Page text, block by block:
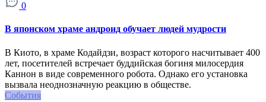
0
В японском храме андроид обучает людей мудрости
В Киото, в храме Кодайдзи, возраст которого насчитывает 400
лет, посетителей встречает буддийская богиня милосердия
Каннон в виде современного робота. Однако его установка
вызвала неоднозначную реакцию в обществе.
События